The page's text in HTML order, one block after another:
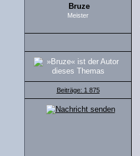
Bruze
Meister
Beiträge: 1 875